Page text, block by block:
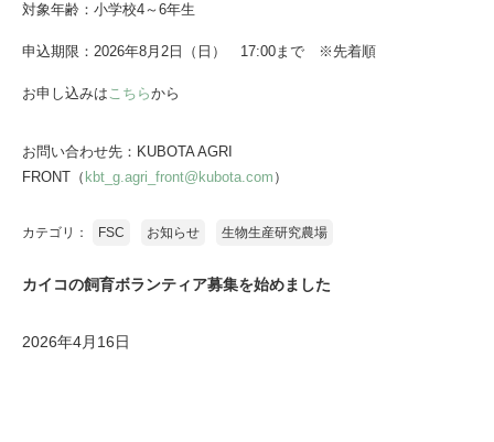
対象年齢：小学校4～6年生
申込期限：2026年8月2日（日） 17:00まで ※先着順
お申し込みはこちらから
お問い合わせ先：KUBOTA AGRI
FRONT（ kbt_g.agri_front@kubota.com ）
カテゴリ： FSC お知らせ 生物生産研究農場
カイコの飼育ボランティア募集を始めました
2026年4月16日